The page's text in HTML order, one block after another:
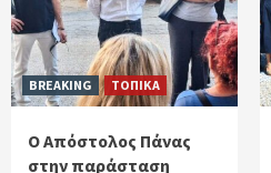
BREAKING ΤΟΠΙΚΑ
Ο Απόστολος Πάνας
στην παράσταση